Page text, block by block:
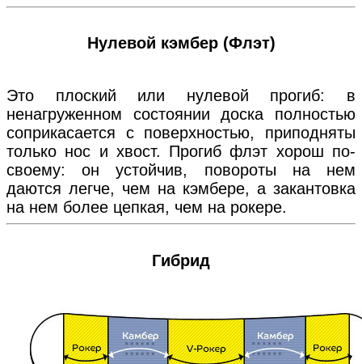
Нулевой кэмбер (Флэт)
Это плоский или нулевой прогиб: в
ненагруженном состоянии доска полностью
соприкасается с поверхностью, приподняты
только нос и хвост. Прогиб флэт хорош по-
своему: он устойчив, повороты на нем
даются легче, чем на кэмбере, а закантовка
на нем более цепкая, чем на рокере.
Гибрид